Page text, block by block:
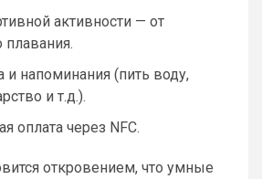
активности — от
и напоминания (пить воду,
и т.д.).
оплата через NFC.
откровением, что умные